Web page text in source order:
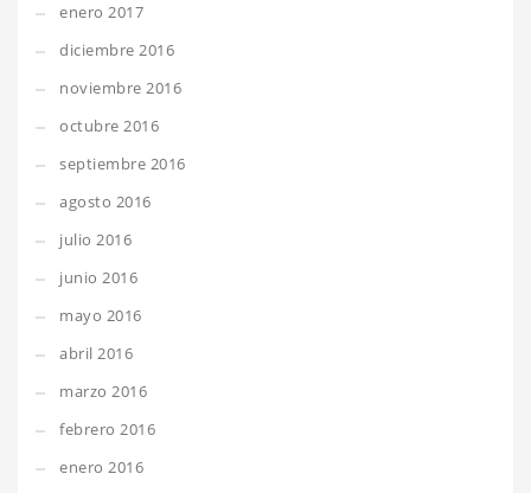
enero 2017
diciembre 2016
noviembre 2016
octubre 2016
septiembre 2016
agosto 2016
julio 2016
junio 2016
mayo 2016
abril 2016
marzo 2016
febrero 2016
enero 2016